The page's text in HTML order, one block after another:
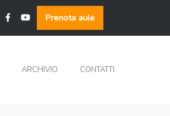
Prenota aule
ARCHIVIO CONTATTI